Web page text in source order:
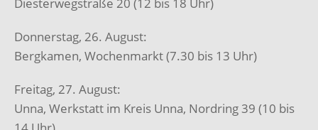
Donnerstag, 26. August:
Bergkamen, Wochenmarkt (7.30 bis 13 Uhr)
Freitag, 27. August:
Unna, Werkstatt im Kreis Unna, Nordring 39 (10 bis